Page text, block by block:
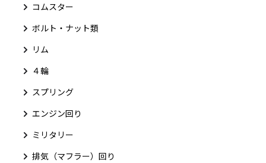
コムスター
ボルト・ナット類
リム
４輪
スプリング
エンジン回り
ミリタリー
排気（マフラー）回り